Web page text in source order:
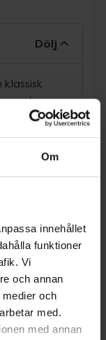
Om
innehållet
funktioner
Vi
och annan
och
med.
med annan
Dölj
seende
vid rätt
antinickel-
Visa